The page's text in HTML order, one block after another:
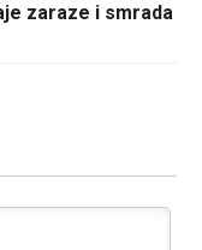
zaraze i smrada